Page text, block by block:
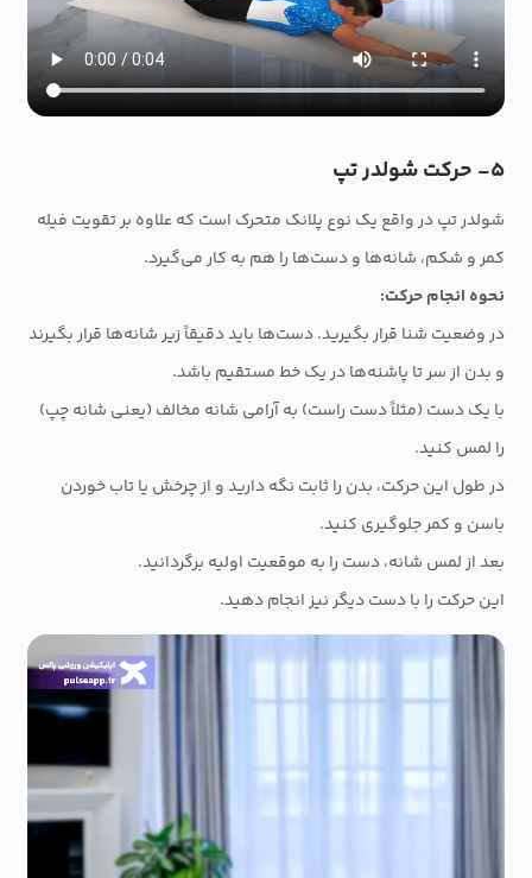
۵- حرکت شولدر تپ
شولدر تپ در واقع یک نوع پلانک متحرک است که علاوه بر تقویت فیله
کمر و شکم، شانه‌ها و دست‌ها را هم به کار می‌گیرد.
نحوه انجام حرکت:
در وضعیت شنا قرار بگیرید. دست‌ها باید دقیقاً زیر شانه‌ها قرار بگیرند
و بدن از سر تا پاشنه‌ها در یک خط مستقیم باشد.
با یک دست (مثلاً دست راست) به آرامی شانه مخالف (یعنی شانه چپ)
را لمس کنید.
در طول این حرکت، بدن را ثابت نگه دارید و از چرخش یا تاب خوردن
باسن و کمر جلوگیری کنید.
بعد از لمس شانه، دست را به موقعیت اولیه برگردانید.
این حرکت را با دست دیگر نیز انجام دهید.